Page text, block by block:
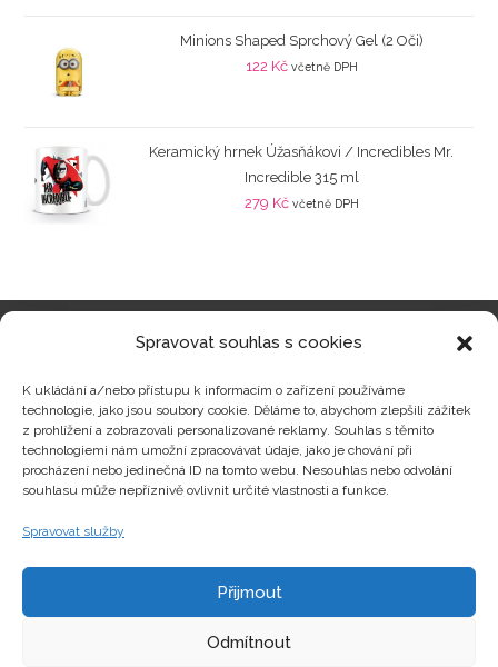
Spravovat souhlas s cookies
K ukládání a/nebo přístupu k informacím o zařízení používáme
technologie, jako jsou soubory cookie. Děláme to, abychom zlepšili zážitek
z prohlížení a zobrazovali personalizované reklamy. Souhlas s těmito
technologiemi nám umožní zpracovávat údaje, jako je chování při
procházení nebo jedinečná ID na tomto webu. Nesouhlas nebo odvolání
souhlasu může nepříznivě ovlivnit určité vlastnosti a funkce.
Spravovat služby
Přijmout
Odmítnout
Minions Shaped Sprchový Gel (2 Oči)
122 Kč včetně DPH
Keramický hrnek Úžasňákovi / Incredibles Mr.
Incredible 315 ml
279 Kč včetně DPH
Zajímavosti
Kontakty